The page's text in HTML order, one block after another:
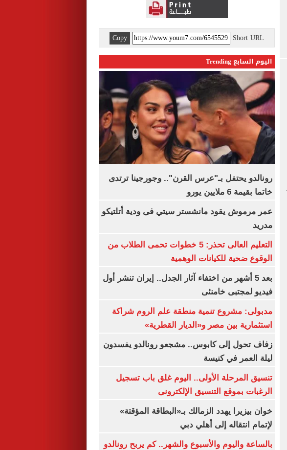
Short URL
Copy
اليوم السابع Trending
رونالدو يحتفل بـ"عرس القرن".. وجورجينا ترتدى
خاتما بقيمة 6 ملايين يورو
عمر مرموش يقود مانشستر سيتي فى ودية أتلتيكو
مدريد
التعليم العالى تحذر: 5 خطوات تحمى الطلاب من
الوقوع ضحية للكيانات الوهمية
بعد 5 أشهر من اختفاء آثار الجدل.. إيران تنشر أول
فيديو لمجتبى خامنئى
مدبولى: مشروع تنمية منطقة علم الروم شراكة
استثمارية بين مصر و«الديار القطرية»
زفاف تحول إلى كابوس.. مشجعو رونالدو يفسدون
ليلة العمر في كنيسة
تنسيق المرحلة الأولى.. اليوم غلق باب تسجيل
الرغبات بموقع التنسيق الإلكترونى
خوان بيزيرا يهدد الزمالك بـ«البطاقة المؤقتة»
لإتمام انتقاله إلى أهلي دبي
بالساعة واليوم والأسبوع والشهر.. كم يربح رونالدو